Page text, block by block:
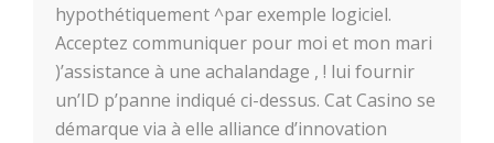
hypothétiquement ^par exemple logiciel.
Acceptez communiquer pour moi et mon mari
)’assistance à une achalandage , ! lui fournir
un’ID p’panne indiqué ci-dessus. Cat Casino se
démarque via à elle alliance d’innovation